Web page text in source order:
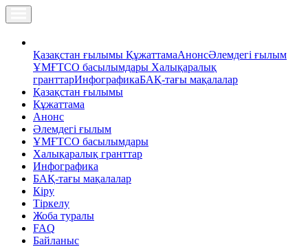
Қазақстан ғылымы ҚұжаттамаАнонсӘлемдегі ғылым
ҰМҒТСО басылымдары Халықаралық
гранттарИнфографикаБАҚ-тағы мақалалар
Қазақстан ғылымы
Құжаттама
Анонс
Әлемдегі ғылым
ҰМҒТСО басылымдары
Халықаралық гранттар
Инфографика
БАҚ-тағы мақалалар
Кіру
Тіркелу
Жоба туралы
FAQ
Байланыс